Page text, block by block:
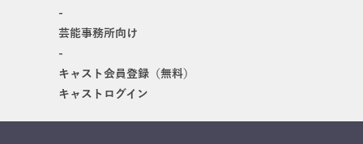
-
芸能事務所向け
-
キャスト会員登録（無料）
キャストログイン